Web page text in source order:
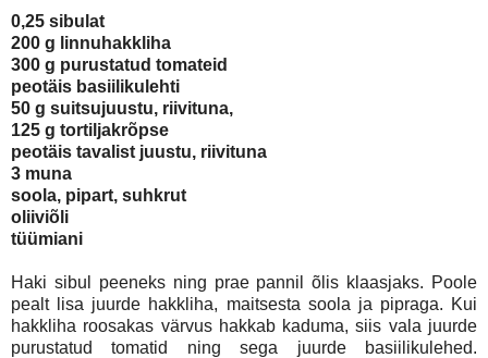
0,25 sibulat
200 g linnuhakkliha
300 g purustatud tomateid
peotäis basiilikulehti
50 g suitsujuustu, riivituna,
125 g tortiljakrõpse
peotäis tavalist juustu, riivituna
3 muna
soola, pipart, suhkrut
oliiviõli
tüümiani
Haki sibul peeneks ning prae pannil õlis klaasjaks. Poole
pealt lisa juurde hakkliha, maitsesta soola ja pipraga. Kui
hakkliha roosakas värvus hakkab kaduma, siis vala juurde
purustatud tomatid ning sega juurde basiilikulehed.